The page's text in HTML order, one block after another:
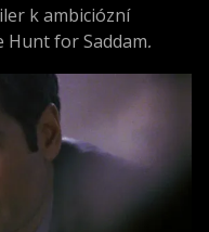
k ambiciózní
Hunt for Saddam,